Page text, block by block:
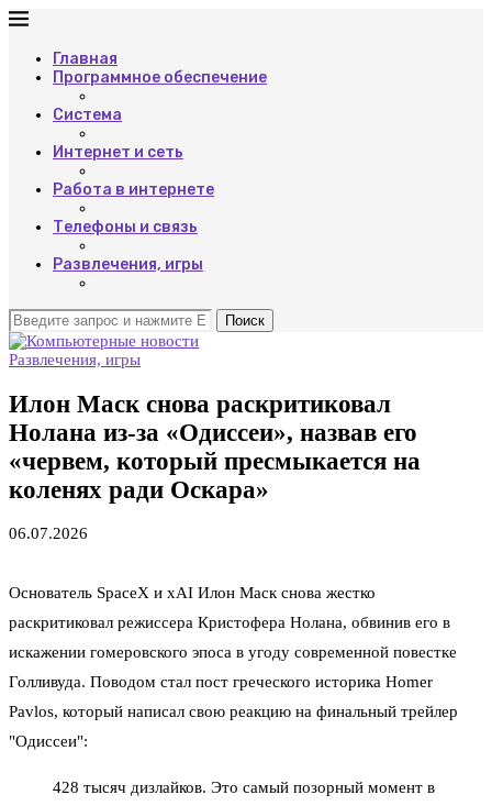
Главная
Программное обеспечение
Система
Интернет и сеть
Работа в интернете
Телефоны и связь
Развлечения, игры
Поиск
Развлечения, игры
Илон Маск снова раскритиковал
Нолана из-за «Одиссеи», назвав его
«червем, который пресмыкается на
коленях ради Оскара»
06.07.2026
Основатель SpaceX и xAI Илон Маск снова жестко
раскритиковал режиссера Кристофера Нолана, обвинив его в
искажении гомеровского эпоса в угоду современной повестке
Голливуда. Поводом стал пост греческого историка Homer
Pavlos, который написал свою реакцию на финальный трейлер
"Одиссеи":
428 тысяч дизлайков. Это самый позорный момент в